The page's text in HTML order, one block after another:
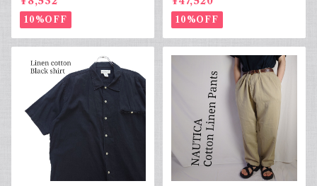
10%OFF
実物
10%OFF